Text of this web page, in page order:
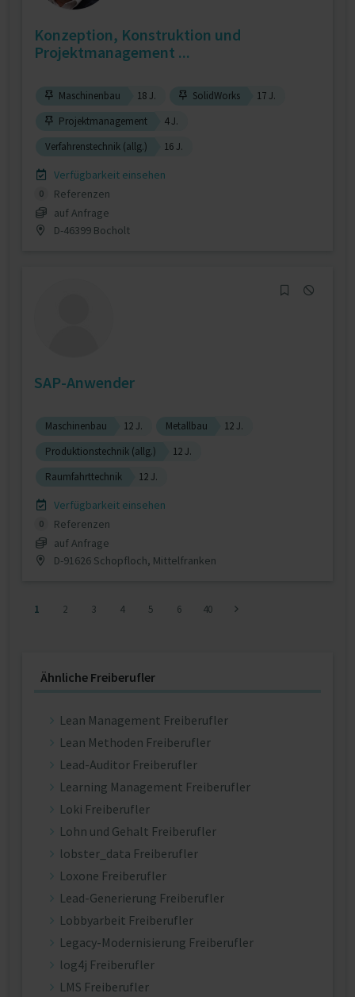
Konzeption, Konstruktion und
Projektmanagement ...
Maschinenbau 18 J. SolidWorks
17 J.
Projektmanagement
4 J.
Verfahrenstechnik (allg.)
16 J.
Verfügbarkeit einsehen
0
Referenzen
auf Anfrage
D-46399 Bocholt
SAP-Anwender
Maschinenbau 12 J. Metallbau
12 J.
Produktionstechnik (allg.)
12 J.
Raumfahrttechnik
12 J.
Verfügbarkeit einsehen
0
Referenzen
auf Anfrage
D-91626 Schopfloch, Mittelfranken
1 2 3 4 5 6 40
Ähnliche Freiberufler
Lean Management Freiberufler
Lean Methoden Freiberufler
Lead-Auditor Freiberufler
Learning Management Freiberufler
Loki Freiberufler
Lohn und Gehalt Freiberufler
lobster_data Freiberufler
Loxone Freiberufler
Lead-Generierung Freiberufler
Lobbyarbeit Freiberufler
Legacy-Modernisierung Freiberufler
log4j Freiberufler
LMS Freiberufler